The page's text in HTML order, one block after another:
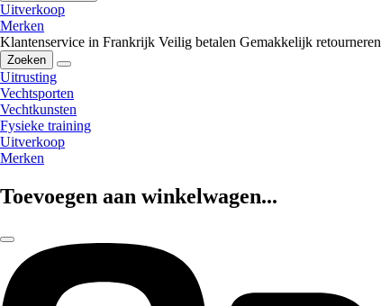
Uitverkoop
Merken
Klantenservice in Frankrijk Veilig betalen Gemakkelijk retourneren
Zoeken
Uitrusting
Vechtsporten
Vechtkunsten
Fysieke training
Uitverkoop
Merken
Toevoegen aan winkelwagen...